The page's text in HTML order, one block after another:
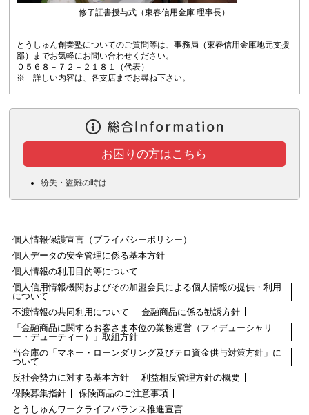
修了証書授与式（東春信用金庫 理事長）
とうしゅん創業塾についてのご質問等は、事務局（東春信用金庫地元支援
部）までお気軽にお問い合わせください。
０５６８－７２－２１８１（代表）
※ 詳しい内容は、各支店までお尋ね下さい。
お困りの方はこちら
紛失・盗難の時は
個人情報保護宣言（プライバシーポリシー）
個人データの安全管理に係る基本方針
個人情報の利用目的等について
個人信用情報機関およびその加盟会員による個人情報の提供・利用
について
不渡情報の共同利用について
金融商品に係る勧誘方針
「金融商品に関するお客さま本位の業務運営（フィデューシャリ
ー・デューティー）」取組方針
当金庫の「マネー・ローンダリング及びテロ資金供与対策方針」に
ついて
反社会勢力に対する基本方針
利益相反管理方針の概要
保険募集指針
保険商品のご注意事項
とうしゅんワークライフバランス推進宣言